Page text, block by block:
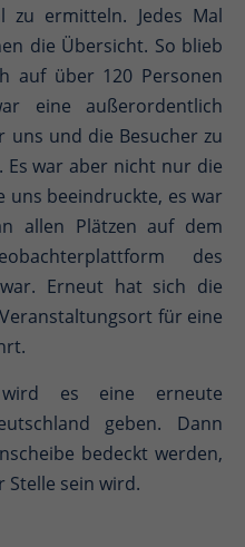
zu ermitteln. Jedes Mal
die Übersicht. So blieb
auf über 120 Personen
eine außerordentlich
uns und die Besucher zu
Es war aber nicht nur die
uns beeindruckte, es war
allen Plätzen auf dem
des
Erneut hat sich die
für eine
es eine erneute
geben. Dann
bedeckt werden,
Stelle sein wird.